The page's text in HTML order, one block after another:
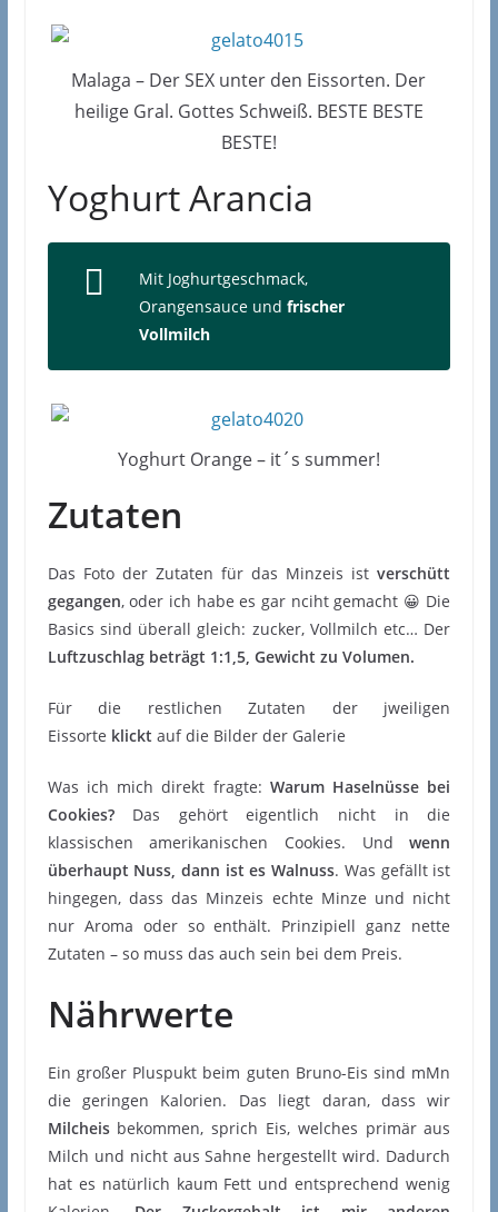
Malaga – Der SEX unter den Eissorten. Der
heilige Gral. Gottes Schweiß. BESTE BESTE
BESTE!
Yoghurt Arancia
Mit Joghurtgeschmack,
Orangensauce und frischer
Vollmilch
Yoghurt Orange – it´s summer!
Zutaten
Das Foto der Zutaten für das Minzeis istverschütt
gegangen, oder ich habe es gar nciht gemacht 😀 Die
Basics sind überall gleich: zucker, Vollmilch etc… Der
Luftzuschlag beträgt 1:1,5, Gewicht zu Volumen.
Für die restlichen Zutaten der jweiligen
Eissorte klickt auf die Bilder der Galerie
Was ich mich direkt fragte: Warum Haselnüsse bei
Cookies?Das gehört eigentlich nicht in die
klassischen amerikanischen Cookies. Undwenn
überhaupt Nuss, dann ist es Walnuss. Was gefällt ist
hingegen, dass das Minzeis echte Minze und nicht
nur Aroma oder so enthält. Prinzipiell ganz nette
Zutaten – so muss das auch sein bei dem Preis.
Nährwerte
Ein großer Pluspukt beim guten Bruno-Eis sind mMn
die geringen Kalorien. Das liegt daran, dass wir
Milcheisbekommen, sprich Eis, welches primär aus
Milch und nicht aus Sahne hergestellt wird. Dadurch
hat es natürlich kaum Fett und entsprechend wenig